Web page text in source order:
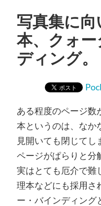
写真集に
本、クォ
ディング。
ある程度のページ数
本というのは、なか
見開いても閉じてし
ページがぱらりと分
実はとても厄介で難
理本などにも採用さ
ー・バインディング